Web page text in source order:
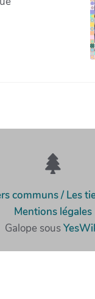
communs / Les
Mentions légales
Galope sous